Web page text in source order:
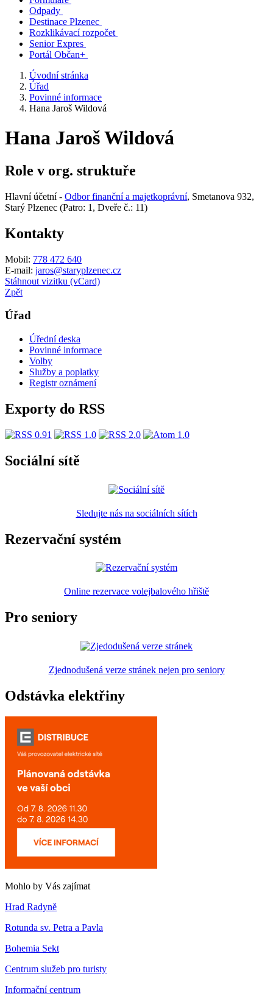
Odpady
Destinace Plzenec
Rozklikávací rozpočet
Senior Expres
Portál Občan+
Úvodní stránka
Úřad
Povinné informace
Hana Jaroš Wildová
Hana Jaroš Wildová
Role v org. struktuře
Hlavní účetní - Odbor finanční a majetkoprávní, Smetanova 932,
Starý Plzenec (Patro: 1, Dveře č.: 11)
Kontakty
Mobil: 778 472 640
E-mail: jaros@staryplzenec.cz
Stáhnout vizitku (vCard)
Zpět
Úřad
Úřední deska
Povinné informace
Volby
Služby a poplatky
Registr oznámení
Exporty do RSS
Sociální sítě
Sledujte nás na sociálních sítích
Rezervační systém
Online rezervace volejbalového hřiště
Pro seniory
Zjednodušená verze stránek nejen pro seniory
Odstávka elektřiny
Mohlo by Vás zajímat
Hrad Radyně
Rotunda sv. Petra a Pavla
Bohemia Sekt
Centrum služeb pro turisty
Informační centrum